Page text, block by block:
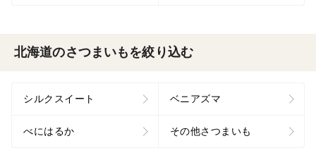
北海道のさつまいもを絞り込む
シルクスイート ベニアズマ
べにはるか その他さつまいも